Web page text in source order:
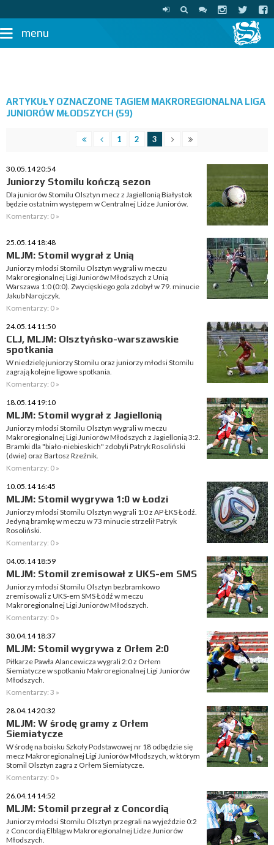
menu
ARTYKUŁY OZNACZONE TAGIEM MAKROREGIONALNA LIGA
JUNIORÓW MŁODSZYCH (59)
1 2 3
30.05.14 20:54
Juniorzy Stomilu kończą sezon
Dla juniorów Stomilu Olsztyn mecz z Jagiellonią Białystok
będzie ostatnim występem w Centralnej Lidze Juniorów.
Komentarzy: 0 »
25.05.14 18:48
MLJM: Stomil wygrał z Unią
Juniorzy młodsi Stomilu Olsztyn wygrali w meczu
Makroregionalnej Ligi Juniorów Młodszych z Unią
Warszawa 1:0 (0:0). Zwycięskiego gola zdobył w 79. minucie
Jakub Narojczyk.
Komentarzy: 0 »
24.05.14 11:50
CLJ, MLJM: Olsztyńsko-warszawskie
spotkania
W niedzielę juniorzy Stomilu oraz juniorzy młodsi Stomilu
zagrają kolejne ligowe spotkania.
Komentarzy: 0 »
18.05.14 19:10
MLJM: Stomil wygrał z Jagiellonią
Juniorzy młodsi Stomilu Olsztyn wygrali w meczu
Makroregionalnej Ligi Juniorów Młodszych z Jagiellonią 3:2.
Bramki dla "biało-niebieskich" zdobyli Patryk Rosoliński
(dwie) oraz Bartosz Rzeźnik.
Komentarzy: 0 »
10.05.14 16:45
MLJM: Stomil wygrywa 1:0 w Łodzi
Juniorzy młodsi Stomilu Olsztyn wygrali 1:0 z AP ŁKS Łódź.
Jedyną bramkę w meczu w 73 minucie strzelił Patryk
Rosoliński.
Komentarzy: 0 »
04.05.14 18:59
MLJM: Stomil zremisował z UKS-em SMS
Juniorzy młodsi Stomilu Olsztyn bezbramkowo
zremisowali z UKS-em SMS Łódź w meczu
Makroregionalnej Ligi Juniorów Młodszych.
Komentarzy: 0 »
30.04.14 18:37
MLJM: Stomil wygrywa z Orłem 2:0
Piłkarze Pawła Alancewicza wygrali 2:0 z Orłem
Siemiatycze w spotkaniu Makroregionalnej Ligi Juniorów
Młodszych.
Komentarzy: 3 »
28.04.14 20:32
MLJM: W środę gramy z Orłem
Siemiatycze
W środę na boisku Szkoły Podstawowej nr 18 odbędzie się
mecz Makroregionalnej Ligi Juniorów Młodszych, w którym
Stomil Olsztyn zagra z Orłem Siemiatycze.
Komentarzy: 0 »
26.04.14 14:52
MLJM: Stomil przegrał z Concordią
Juniorzy młodsi Stomilu Olsztyn przegrali na wyjeździe 0:2
z Concordią Elbląg w Makroregionalnej Lidze Juniorów
Młodszych.